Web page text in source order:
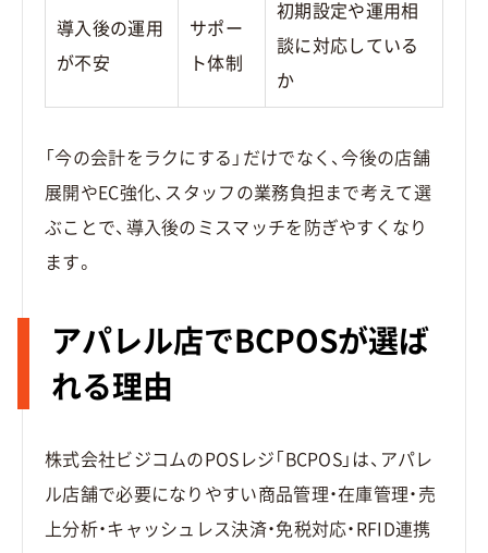
導入後の運用
が不安
サポー
ト体制
初期設定や運用相
談に対応している
か
「今の会計をラクにする」だけでなく、今後の店舗
展開やEC強化、スタッフの業務負担まで考えて選
ぶことで、導入後のミスマッチを防ぎやすくなり
ます。
アパレル店でBCPOSが選ば
れる理由
株式会社ビジコムのPOSレジ「BCPOS」は、アパレ
ル店舗で必要になりやすい商品管理・在庫管理・売
上分析・キャッシュレス決済・免税対応・RFID連携